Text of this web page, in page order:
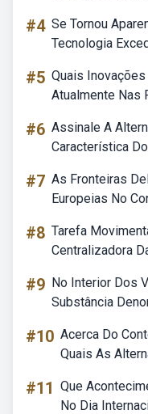
#4 Se Tornou
Tecnologia
#5 Quais
Atualmente Nas
#6 Assinale A
Característica
#7 As Fronteiras
Europeias No
#8 Tarefa
Centralizadora
#9 No Interior Dos
Substância
#10 Acerca Do
Quais As
#11 Que
No Dia